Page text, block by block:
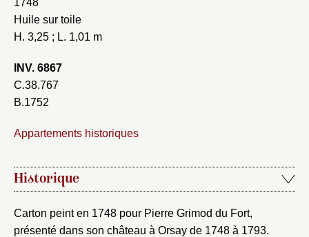
1748
Huile sur toile
H. 3,25 ; L. 1,01 m
INV. 6867
C.38.767
B.1752
Appartements historiques
Historique
Carton peint en 1748 pour Pierre Grimod du Fort,
présenté dans son château à Orsay de 1748 à 1793.